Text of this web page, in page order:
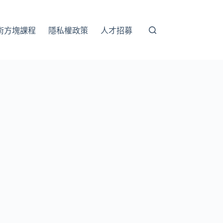
方塊課程 隱私權政策 人才招募